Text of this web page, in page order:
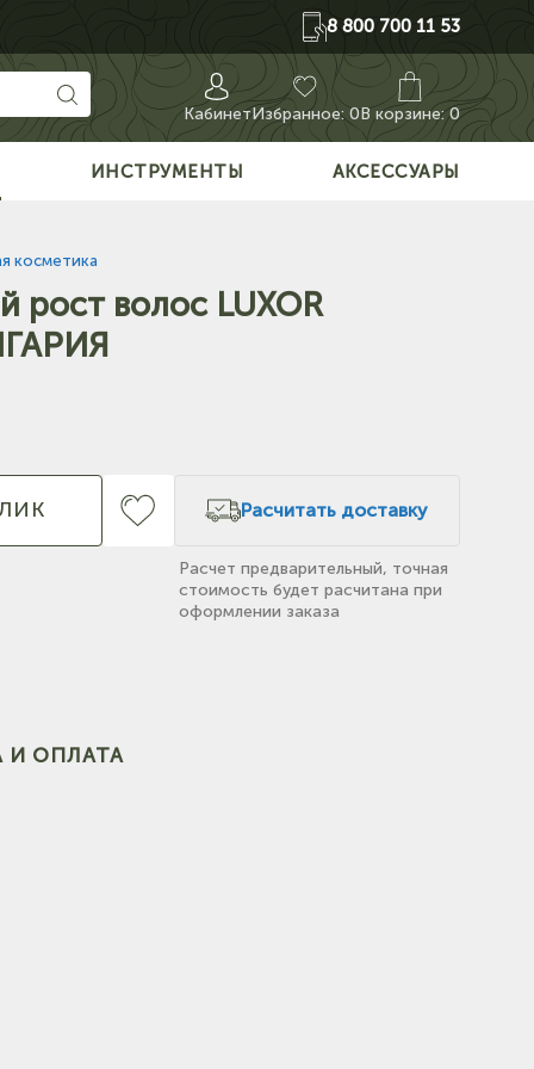
8 800 700 11 53
КабинетИзбранное:0В корзине: 0
ИНСТРУМЕНТЫ АКСЕССУАРЫ
косметика
волос LUXOR
Расчитать доставку
Расчет предварительный, точная
стоимость будет расчитана при
оформлении заказа
И ОПЛАТА